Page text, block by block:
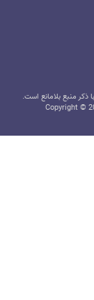
منبع بلامانع است.
Copyright ©